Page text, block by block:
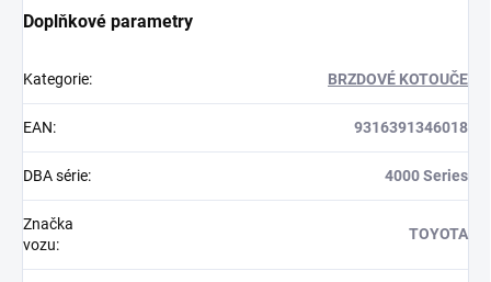
Doplňkové parametry
Kategorie: BRZDOVÉ KOTOUČE
EAN: 9316391346018
DBA série: 4000 Series
Značka
vozu:
TOYOTA